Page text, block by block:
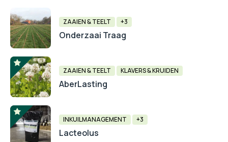
ZAAIEN & TEELT +3
Onderzaai Traag
ZAAIEN & TEELT KLAVERS & KRUIDEN
AberLasting
INKUILMANAGEMENT +3
Lacteolus